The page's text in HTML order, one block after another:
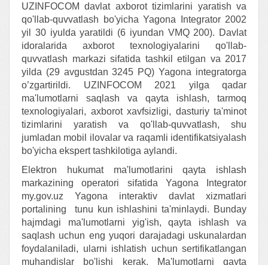
UZINFOCOM davlat axborot tizimlarini yaratish va
qo'llab-quvvatlash bo'yicha Yagona Integrator 2002
yil 30 iyulda yaratildi (6 iyundan VMQ 200). Davlat
idoralarida axborot texnologiyalarini qo'llab-
quvvatlash markazi sifatida tashkil etilgan va 2017
yilda (29 avgustdan 3245 PQ) Yagona integratorga
o’zgartirildi. UZINFOCOM 2021 yilga qadar
ma'lumotlarni saqlash va qayta ishlash, tarmoq
texnologiyalari, axborot xavfsizligi, dasturiy ta'minot
tizimlarini yaratish va qo'llab-quvvatlash, shu
jumladan mobil ilovalar va raqamli identifikatsiyalash
bo'yicha ekspert tashkilotiga aylandi.
Elektron hukumat ma'lumotlarini qayta ishlash
markazining operatori sifatida Yagona Integrator
my.gov.uz Yagona interaktiv davlat xizmatlari
portalining tunu kun ishlashini ta'minlaydi. Bunday
hajmdagi ma'lumotlarni yig'ish, qayta ishlash va
saqlash uchun eng yuqori darajadagi uskunalardan
foydalaniladi, ularni ishlatish uchun sertifikatlangan
muhandislar bo'lishi kerak. Ma'lumotlarni qayta